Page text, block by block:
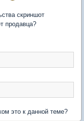
скриншот
продавца?
это к данной теме?